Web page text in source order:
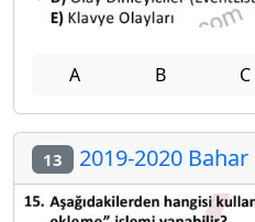
A B C
13 2019-2020 Bahar